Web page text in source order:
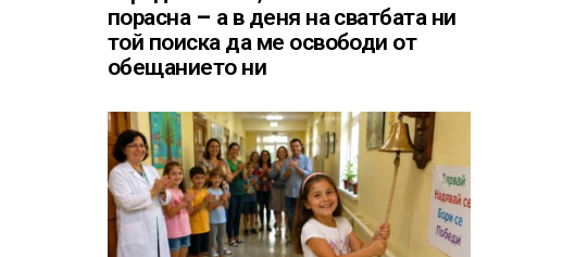
порасна – а в деня на сватбата ни
той поиска да ме освободи от
обещанието ни